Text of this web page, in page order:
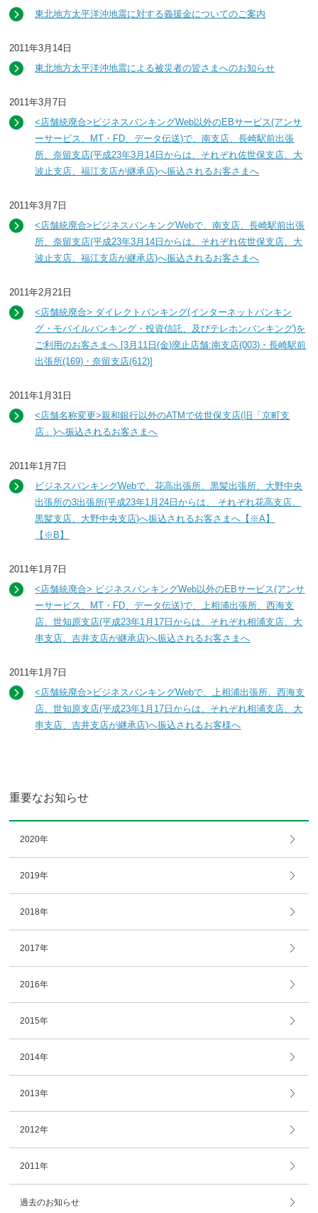
東北地方太平洋沖地震に対する義援金についてのご案内
2011年3月14日
東北地方太平洋沖地震による被災者の皆さまへのお知らせ
2011年3月7日
<店舗統廃合>ビジネスバンキングWeb以外のEBサービス(アンサ
ーサービス、MT・FD、データ伝送)で、南支店、長崎駅前出張
所、奈留支店(平成23年3月14日からは、それぞれ佐世保支店、大
波止支店、福江支店が継承店)へ振込されるお客さまへ
2011年3月7日
<店舗統廃合>ビジネスバンキングWebで、南支店、長崎駅前出張
所、奈留支店(平成23年3月14日からは、それぞれ佐世保支店、大
波止支店、福江支店が継承店)へ振込されるお客さまへ
2011年2月21日
<店舗統廃合> ダイレクトバンキング(インターネットバンキン
グ・モバイルバンキング・投資信託、及びテレホンバンキング)を
ご利用のお客さまへ [3月11日(金)廃止店舗:南支店(003)・長崎駅前
出張所(169)・奈留支店(612)]
2011年1月31日
<店舗名称変更>親和銀行以外のATMで佐世保支店(旧「京町支
店」)へ振込されるお客さまへ
2011年1月7日
ビジネスバンキングWebで、花高出張所、黒髪出張所、大野中央
出張所の3出張所(平成23年1月24日からは、 それぞれ花高支店、
黒髪支店、大野中央支店)へ振込されるお客さまへ【※A】
【※B】
2011年1月7日
<店舗統廃合> ビジネスバンキングWeb以外のEBサービス(アンサ
ーサービス、MT・FD、データ伝送)で、上相浦出張所、西海支
店、世知原支店(平成23年1月17日からは、それぞれ相浦支店、大
串支店、吉井支店が継承店)へ振込されるお客さまへ
2011年1月7日
<店舗統廃合>ビジネスバンキングWebで、上相浦出張所、西海支
店、世知原支店(平成23年1月17日からは、それぞれ相浦支店、大
串支店、吉井支店が継承店)へ振込されるお客様へ
重要なお知らせ
2020年
2019年
2018年
2017年
2016年
2015年
2014年
2013年
2012年
2011年
過去のお知らせ